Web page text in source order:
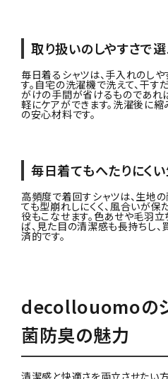
取り扱いのしやすさで
毎日着るシャツは、手入れのし
す。自宅の洗濯機で洗えて、干す
がけの手間が省けるものであれ
軽にケアができます。洗濯後に縮
の安心材料です。
毎日着てもへたりにく
高頻度で着回すシャツは、生地
ても型崩れしにくく、風合いが
役もこなせます。色あせや毛羽
ば、見た目の清潔感も長持ちし
済的です。
decollouomoの
菌防臭の魅力
清潔感と快適さを両立させた